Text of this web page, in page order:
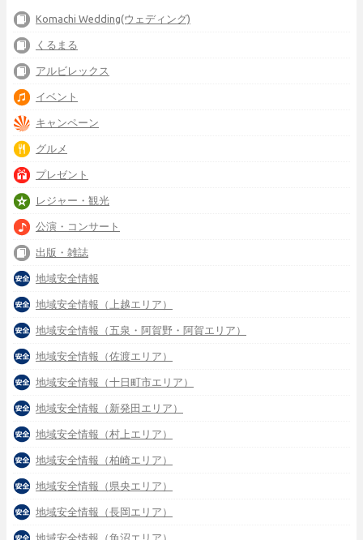
Komachi Wedding(ウェディング)
くるまる
アルビレックス
イベント
キャンペーン
グルメ
プレゼント
レジャー・観光
公演・コンサート
出版・雑誌
地域安全情報
地域安全情報（上越エリア）
地域安全情報（五泉・阿賀野・阿賀エリア）
地域安全情報（佐渡エリア）
地域安全情報（十日町市エリア）
地域安全情報（新発田エリア）
地域安全情報（村上エリア）
地域安全情報（柏崎エリア）
地域安全情報（県央エリア）
地域安全情報（長岡エリア）
地域安全情報（魚沼エリア）